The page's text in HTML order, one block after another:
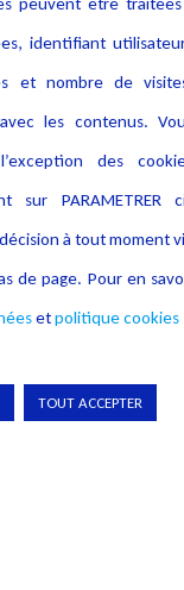
identifiant
et nombre de
les contenus.
des
sur PARAMETRER
à tout moment
de page. Pour en
etpolitique cookies
TOUT ACCEPTER